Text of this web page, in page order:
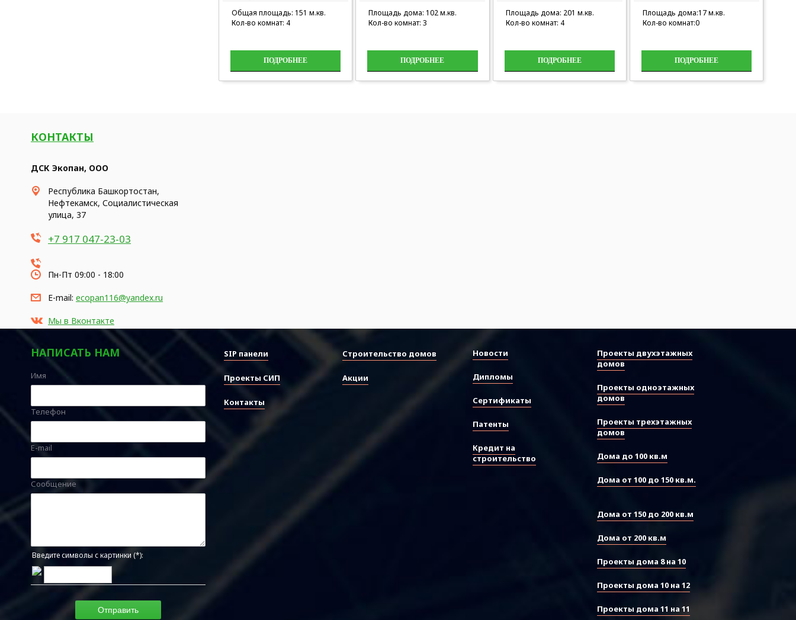
Общая площадь: 151 м.кв.
Кол-во комнат: 4
ПОДРОБНЕЕ
Площадь дома: 102 м.кв.
Кол-во комнат: 3
ПОДРОБНЕЕ
Площадь дома: 201 м.кв.
Кол-во комнат: 4
ПОДРОБНЕЕ
Площадь дома:17 м.кв.
Кол-во комнат:0
ПОДРОБНЕЕ
КОНТАКТЫ
ДСК Экопан, ООО
Республика Башкортостан,
Нефтекамск, Социалистическая
улица, 37
+7 917 047-23-03
Пн-Пт 09:00 - 18:00
E-mail: ecopan116@yandex.ru
Мы в Вконтакте
НАПИСАТЬ НАМ
Имя
Телефон
E-mail
Сообщение
Введите символы с картинки (*):
SIP панели Строительство домов
Проекты СИП Акции
Контакты
Новости
Дипломы
Сертификаты
Патенты
Кредит на
строительство
Проекты двухэтажных
домов
Проекты одноэтажных
домов
Проекты трехэтажных
домов
Дома до 100 кв.м
Дома от 100 до 150 кв.м.
Дома от 150 до 200 кв.м
Дома от 200 кв.м
Проекты дома 8 на 10
Проекты дома 10 на 12
Проекты дома 11 на 11